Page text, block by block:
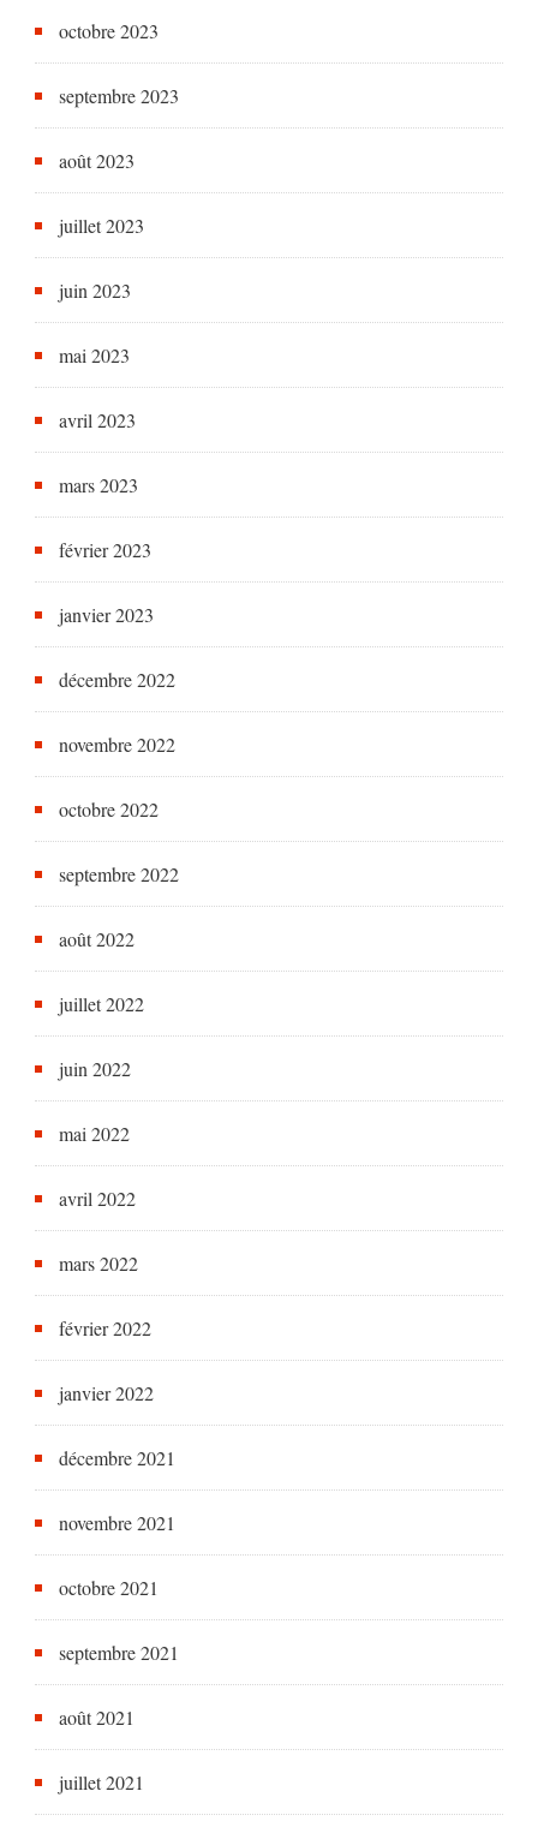
octobre 2023
septembre 2023
août 2023
juillet 2023
juin 2023
mai 2023
avril 2023
mars 2023
février 2023
janvier 2023
décembre 2022
novembre 2022
octobre 2022
septembre 2022
août 2022
juillet 2022
juin 2022
mai 2022
avril 2022
mars 2022
février 2022
janvier 2022
décembre 2021
novembre 2021
octobre 2021
septembre 2021
août 2021
juillet 2021